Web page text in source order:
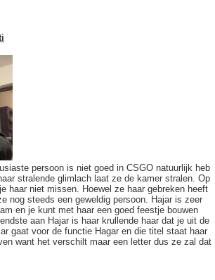
persoon is niet goed in CSGO natuurlijk heb
stralende glimlach laat ze de kamer stralen. Op
haar niet missen. Hoewel ze haar gebreken heeft
nog steeds een geweldig persoon. Hajar is zeer
en je kunt met haar een goed feestje bouwen
aan Hajar is haar krullende haar dat je uit de
gaat voor de functie Hagar en die titel staat haar
want het verschilt maar een letter dus ze zal dat